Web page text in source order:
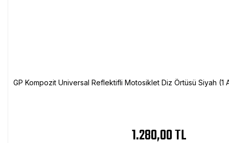
GP Kompozit Universal Reflektifli Motosiklet Diz Örtüsü Siyah
1.280,00 TL